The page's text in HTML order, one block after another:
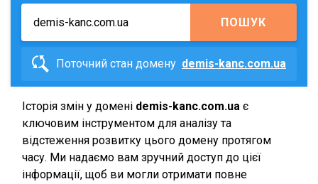
ПОШУК
Поточний стан домену demis-kanc.com.ua
Історія змін у домені demis-kanc.com.ua є
ключовим інструментом для аналізу та
відстеження розвитку цього домену протягом
часу. Ми надаємо вам зручний доступ до цієї
інформації, щоб ви могли отримати повне